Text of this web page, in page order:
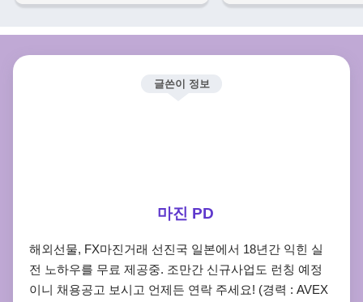
글쓴이 정보
마진 PD
해외선물, FX마진거래 선진국 일본에서 18년간 익힌 실
전 노하우를 무료 제공중. 조만간 신규사업도 런칭 예정
이니 채용공고 보시고 언제든 연락 주세요! (경력 : AVEX